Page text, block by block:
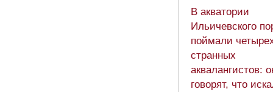
В акватории
Ильичевского
поймали
странных
аквалангистов:
говорят, что